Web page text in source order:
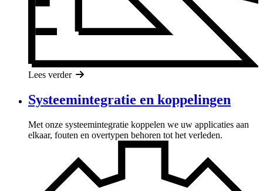
Lees verder
Systeemintegratie en koppelingen
Met onze systeemintegratie koppelen we uw applicaties aan
elkaar, fouten en overtypen behoren tot het verleden.